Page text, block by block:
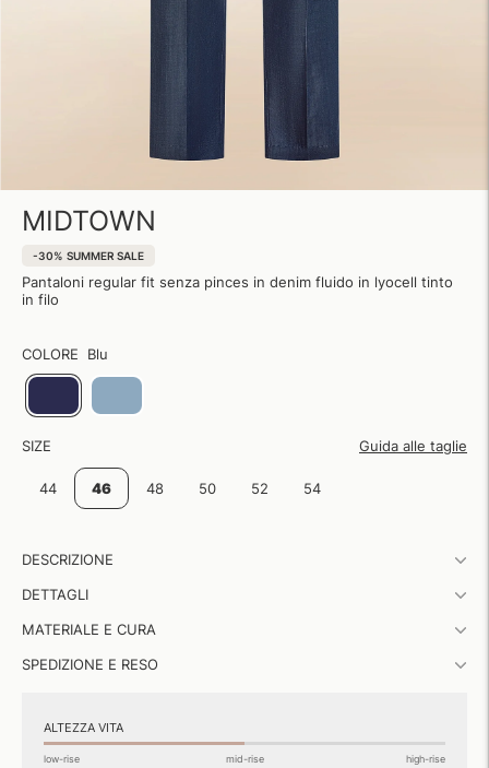
MIDTOWN
-30% SUMMER SALE
Pantaloni regular fit senza pinces in denim fluido in lyocell tinto
in filo
COLORE Blu
SIZE Guida alle taglie
44 46 48 50 52 54
un
al
DESCRIZIONE
DETTAGLI
MATERIALE E CURA
SPEDIZIONE E RESO
ALTEZZA VITA
low-rise mid-rise high-rise